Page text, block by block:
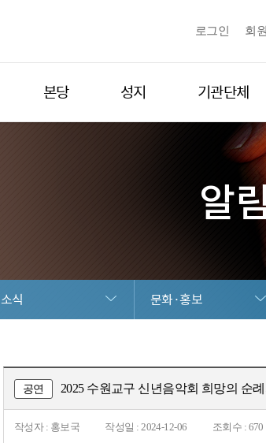
로그인 회
본당 성지 기관단체
알
소식 문화·홍보
공연 2025 수원교구 신년음악회 희망의 순
작성자 : 홍보국 작성일 : 2024-12-06 조회수 : 670